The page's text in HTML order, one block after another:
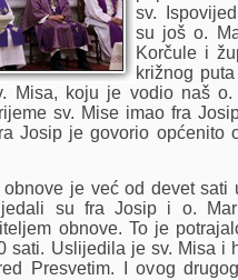
sv.
su još o.
Korčule i
križnog
Misa, koju je vodio naš
sv. Mise imao fra
Josip je govorio općenito
je već od devet sati
su fra Josip i o.
obnove. To je
sati. Uslijedila je sv. Misa i
Presvetim. I ovog